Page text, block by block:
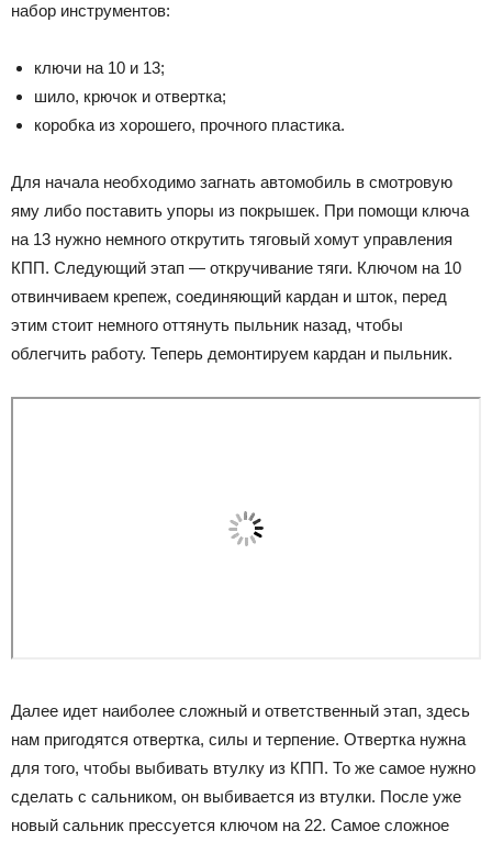
набор инструментов:
ключи на 10 и 13;
шило, крючок и отвертка;
коробка из хорошего, прочного пластика.
Для начала необходимо загнать автомобиль в смотровую
яму либо поставить упоры из покрышек. При помощи ключа
на 13 нужно немного открутить тяговый хомут управления
КПП. Следующий этап — откручивание тяги. Ключом на 10
отвинчиваем крепеж, соединяющий кардан и шток, перед
этим стоит немного оттянуть пыльник назад, чтобы
облегчить работу. Теперь демонтируем кардан и пыльник.
Далее идет наиболее сложный и ответственный этап, здесь
нам пригодятся отвертка, силы и терпение. Отвертка нужна
для того, чтобы выбивать втулку из КПП. То же самое нужно
сделать с сальником, он выбивается из втулки. После уже
новый сальник прессуется ключом на 22. Самое сложное